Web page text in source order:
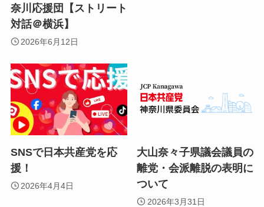
奈川応援団【ストリート
対話＠横浜】
2026年6月12日
SNSで日本共産党を応
援！
2026年4月4日
大山奈々子県議会議員の
離党・会派離脱の表明に
ついて
2026年3月31日